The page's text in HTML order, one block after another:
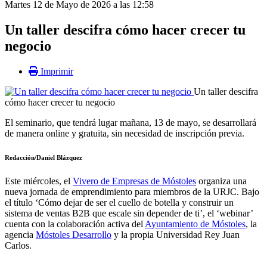
Martes 12 de Mayo de 2026 a las 12:58
Un taller descifra cómo hacer crecer tu
negocio
Imprimir
Un taller descifra
cómo hacer crecer tu negocio
El seminario, que tendrá lugar mañana, 13 de mayo, se desarrollará
de manera online y gratuita, sin necesidad de inscripción previa.
Redacción/Daniel Blázquez
Este miércoles, el Vivero de Empresas de Móstoles organiza una
nueva jornada de emprendimiento para miembros de la URJC. Bajo
el título ‘Cómo dejar de ser el cuello de botella y construir un
sistema de ventas B2B que escale sin depender de ti’, el ‘webinar’
cuenta con la colaboración activa del Ayuntamiento de Móstoles, la
agencia Móstoles Desarrollo y la propia Universidad Rey Juan
Carlos.